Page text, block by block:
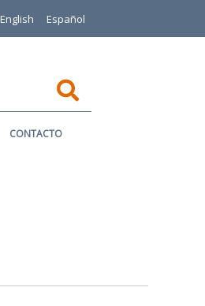
English Español
CONTACTO